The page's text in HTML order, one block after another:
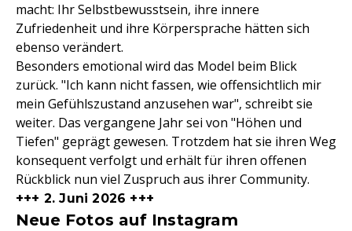
macht: Ihr Selbstbewusstsein, ihre innere
Zufriedenheit und ihre Körpersprache hätten sich
ebenso verändert.
Besonders emotional wird das Model beim Blick
zurück. "Ich kann nicht fassen, wie offensichtlich mir
mein Gefühlszustand anzusehen war", schreibt sie
weiter. Das vergangene Jahr sei von "Höhen und
Tiefen" geprägt gewesen. Trotzdem hat sie ihren Weg
konsequent verfolgt und erhält für ihren offenen
Rückblick nun viel Zuspruch aus ihrer Community.
+++ 2. Juni 2026 +++
Neue Fotos auf Instagram